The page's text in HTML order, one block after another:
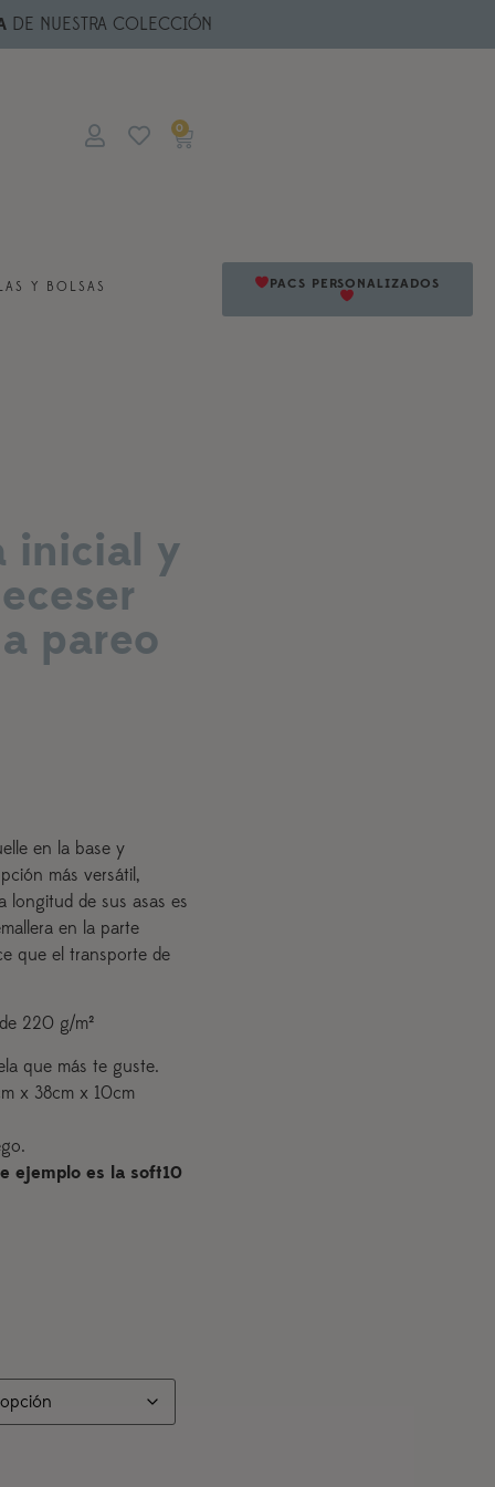
DE NUESTRA COLECCIÓN
0
Y BOLSAS PACS PERSONALIZADOS
inicial y
pareo
en la base y
más versátil,
longitud de sus asas es
en la parte
que el transporte de
220 g/m²
que más te guste.
x 38cm x 10cm
ejemplo es la soft10